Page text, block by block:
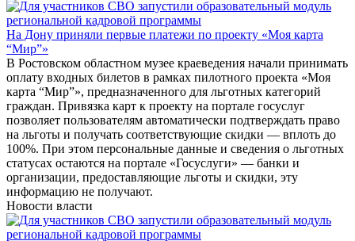
На Дону приняли первые платежи по проекту «Моя карта
“Мир”»
В Ростовском областном музее краеведения начали принимать
оплату входных билетов в рамках пилотного проекта «Моя
карта “Мир”», предназначенного для льготных категорий
граждан. Привязка карт к проекту на портале госуслуг
позволяет пользователям автоматически подтверждать право
на льготы и получать соответствующие скидки — вплоть до
100%. При этом персональные данные и сведения о льготных
статусах остаются на портале «Госуслуги» — банки и
организации, предоставляющие льготы и скидки, эту
информацию не получают.
Новости власти